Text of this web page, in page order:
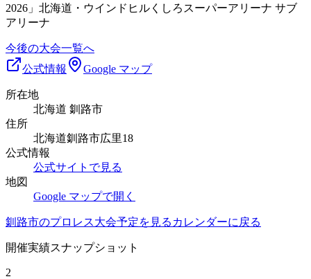
2026」北海道・ウインドヒルくしろスーパーアリーナ サブ
アリーナ
今後の大会一覧へ
公式情報
Google マップ
所在地
北海道 釧路市
住所
北海道釧路市広里18
公式情報
公式サイトで見る
地図
Google マップで開く
釧路市のプロレス大会予定を見る カレンダーに戻る
開催実績スナップショット
2